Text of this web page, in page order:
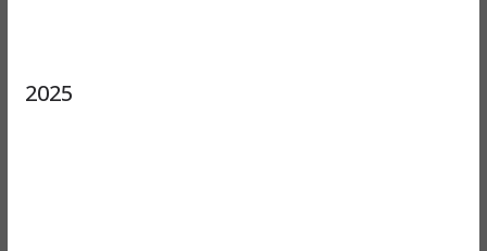
2025